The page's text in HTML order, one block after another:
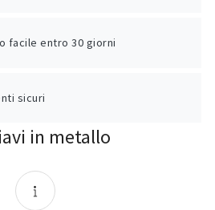
facile entro 30 giorni
sicuri
in metallo